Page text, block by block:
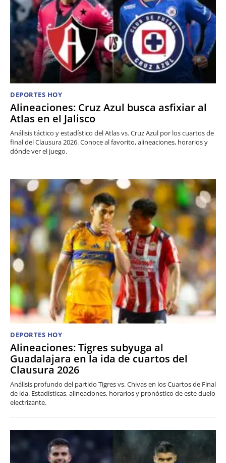
DEPORTES HOY
Alineaciones: Cruz Azul busca asfixiar al
Atlas en el Jalisco
Análisis táctico y estadístico del Atlas vs. Cruz Azul por los cuartos de
final del Clausura 2026. Conoce al favorito, alineaciones, horarios y
dónde ver el juego.
DEPORTES HOY
Alineaciones: Tigres subyuga al
Guadalajara en la ida de cuartos del
Clausura 2026
Análisis profundo del partido Tigres vs. Chivas en los Cuartos de Final
de ida. Estadísticas, alineaciones, horarios y pronóstico de este duelo
electrizante.